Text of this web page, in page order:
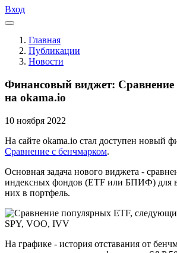
Вход
Главная
Публикации
Новости
Финансовый виджет: Сравнение
на okama.io
10 ноября 2022
На сайте okama.io стал доступен новый
Сравнение с бенчмарком.
Основная задача нового виджета -
индексных фондов (ETF или БПИФ) для
них в портфель.
На графике - история отставания от